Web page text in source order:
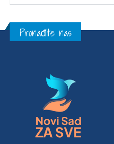
Pronađite nas